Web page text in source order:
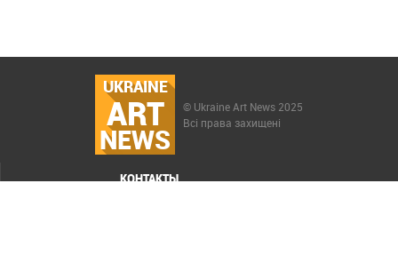
UKRAINE
ART
NEWS
© Ukraine Art News 2025
Всі права захищені
КОНТАКТЫ